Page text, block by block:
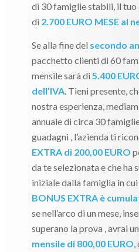
di 30 famiglie stabili, il tuo
di 2.700 EURO MESE al
Se alla fine del secondo
pacchetto clienti di 60
mensile sarà di 5.400
dell’IVA. Tieni presente,
nostra esperienza,
annuale di circa 30
guadagni , l’azienda ti
EXTRA di 200,00 EURO
da te selezionata e che ha
iniziale dalla famiglia in cui
BONUS EXTRA è
se nell’arco di un mese,
superano la prova , avrai un
mensile di 800,00 EURO